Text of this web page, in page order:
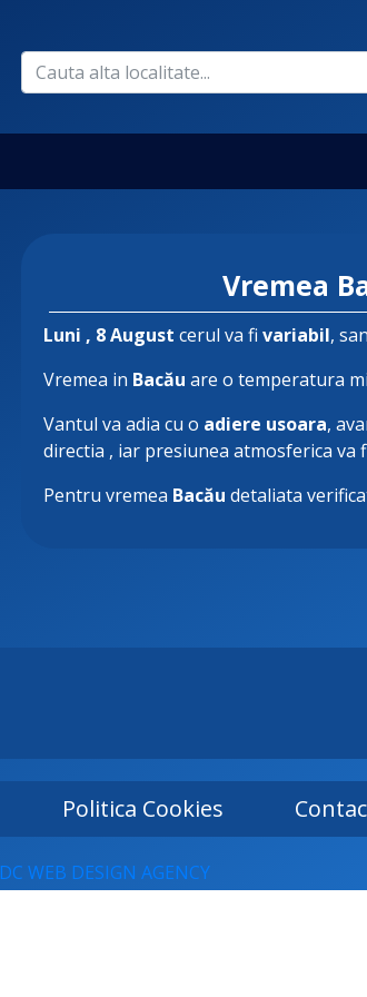
Vremea
Luni , 8 August cerul va fi variabil,
Vremea in Bacău are o temperatura
Vantul va adia cu o adiere usoara,
directia , iar presiunea atmosferica va
Pentru vremea Bacău detaliata
Politica Cookies
DC WEB DESIGN AGENCY